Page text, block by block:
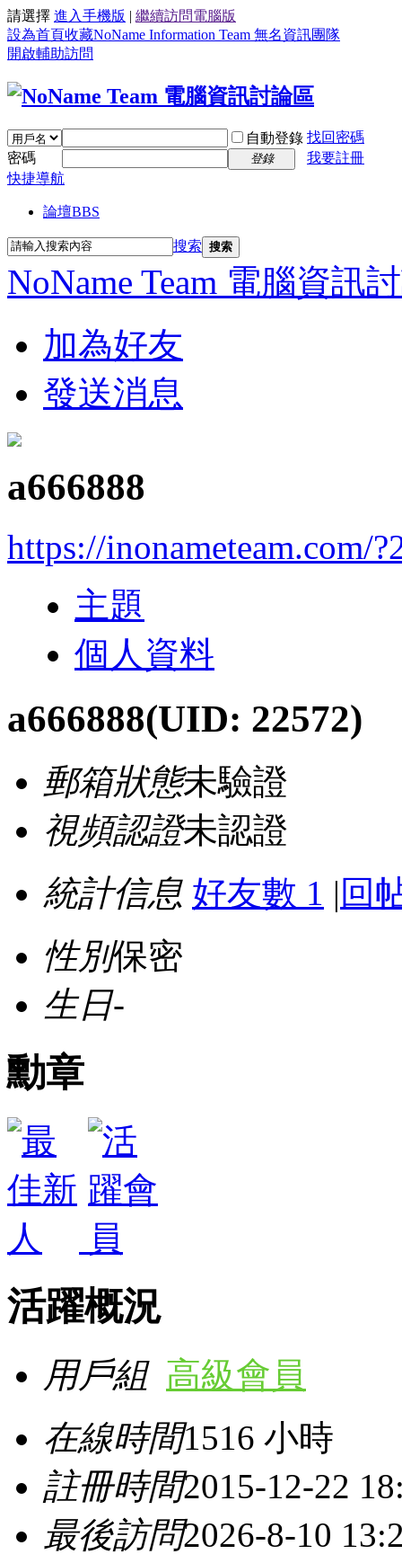
請選擇 進入手機版 | 繼續訪問電腦版
設為首頁收藏NoName Information Team 無名資訊團隊
開啟輔助訪問
自動登錄 找回密碼
密碼
登錄
我要註冊
快捷導航
論壇BBS
搜索 搜索
NoName Team 電腦資訊
加為好友
發送消息
a666888
https://inonameteam.com/
主題
個人資料
a666888(UID: 22572)
郵箱狀態未驗證
視頻認證未認證
統計信息 好友數 1 | 回
性別保密
生日-
勳章
活躍概況
用戶組 高級會員
在線時間1516 小時
註冊時間2015-12-22
最後訪問2026-8-10